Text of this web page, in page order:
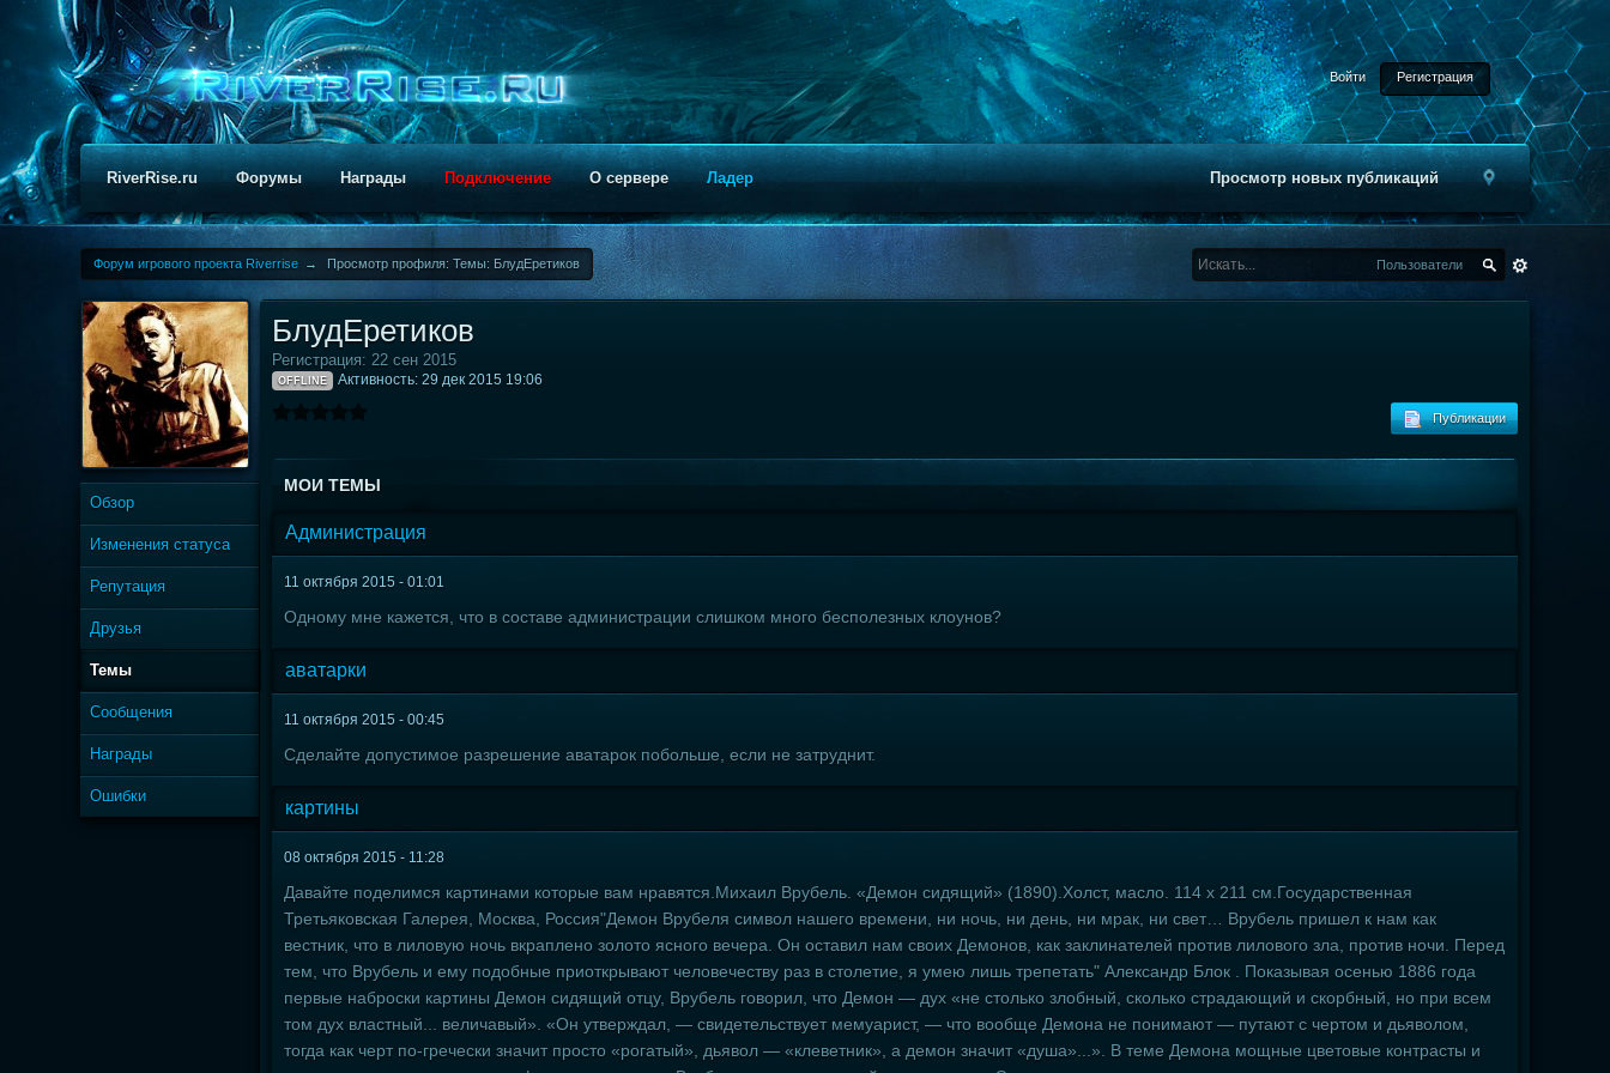
Войти Регистрация
Просмотр новых публикаций
RiverRise.ru Форумы Награды Подключение О сервере Ладер
Форум игрового проекта Riverrise → Просмотр профиля: Темы: БлудЕретиков Пользователи
Обзор
Изменения статуса
Репутация
Друзья
Темы
Сообщения
Награды
Ошибки
БлудЕретиков
Регистрация: 22 сен 2015
OFFLINE Активность: 29 дек 2015 19:06
Публикации
МОИ ТЕМЫ
Администрация
11 октября 2015 - 01:01
Одному мне кажется, что в составе администрации слишком много бесполезных клоунов?
аватарки
11 октября 2015 - 00:45
Сделайте допустимое разрешение аватарок побольше, если не затруднит.
картины
08 октября 2015 - 11:28
Давайте поделимся картинами которые вам нравятся.Михаил Врубель. «Демон сидящий» (1890).Холст, масло. 114 х 211 см.Государственная
Третьяковская Галерея, Москва, Россия"Демон Врубеля символ нашего времени, ни ночь, ни день, ни мрак, ни свет… Врубель пришел к нам как
вестник, что в лиловую ночь вкраплено золото ясного вечера. Он оставил нам своих Демонов, как заклинателей против лилового зла, против ночи. Перед
тем, что Врубель и ему подобные приоткрывают человечеству раз в столетие, я умею лишь трепетать" Александр Блок . Показывая осенью 1886 года
первые наброски картины Демон сидящий отцу, Врубель говорил, что Демон — дух «не столько злобный, сколько страдающий и скорбный, но при всем
том дух властный... величавый». «Он утверждал, — свидетельствует мемуарист, — что вообще Демона не понимают — путают с чертом и дьяволом,
тогда как черт по-гречески значит просто «рогатый», дьявол — «клеветник», а демон значит «душа»...». В теме Демона мощные цветовые контрасты и